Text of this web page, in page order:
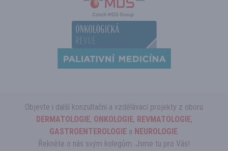
Objevte i další konzultační a vzdělávací projekty z oboru
DERMATOLOGIE, ONKOLOGIE, REVMATOLOGIE,
GASTROENTEROLOGIEa NEUROLOGIE.
Řekněte o nás svým kolegům. Jsme tu pro Vás!